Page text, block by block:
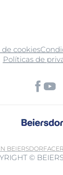
cookies
Políticas de
BEIERSDORF
©